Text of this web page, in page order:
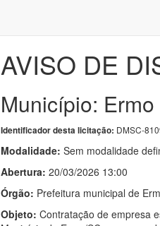
AVISO DE
Município: Ermo
Identificador desta licitação: DMSC-
Modalidade: Sem modalidade
Abertura: 20/03/2026 13:00
Órgão: Prefeitura municipal de
Objeto: Contratação de empresa